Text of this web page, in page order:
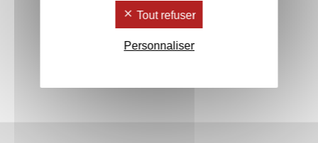
Tout refuser
Personnaliser